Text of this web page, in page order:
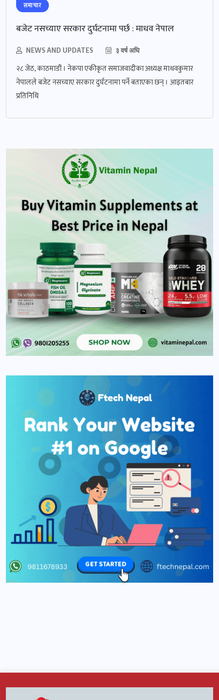
समाचार
बजेट नसच्याए सरकार दुर्घटनामा पर्छ : माधव नेपाल
NEWS AND UPDATES ३ वर्ष अघि
२८ जेठ, काठमाडौं । नेकपा एकीकृत समाजवादीका अध्यक्ष माधवकुमार
नेपालले बजेट नसच्याए सरकार दुर्घटनामा पर्ने बताएका छन् । आइतबार
प्रतिनिधि